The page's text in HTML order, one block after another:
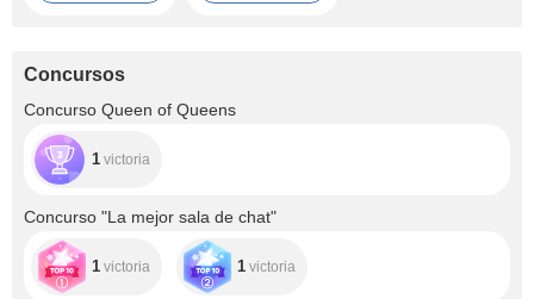
Concursos
Concurso Queen of Queens
1 victoria
Concurso "La mejor sala de chat"
1 victoria 1 victoria